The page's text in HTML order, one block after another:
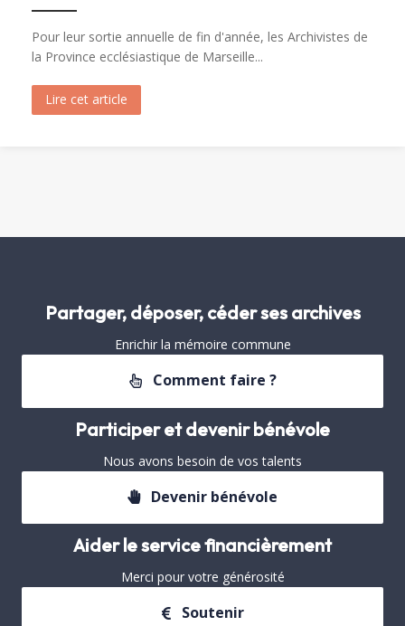
Pour leur sortie annuelle de fin d'année, les Archivistes de
la Province ecclésiastique de Marseille...
Lire cet article
Partager, déposer, céder ses archives
Enrichir la mémoire commune
Comment faire ?
Participer et devenir bénévole
Nous avons besoin de vos talents
Devenir bénévole
Aider le service financièrement
Merci pour votre générosité
Soutenir